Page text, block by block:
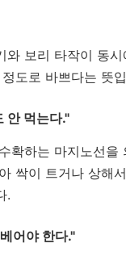
와 보리 타작이 동
도로 바쁘다는 뜻
안 먹는다."
확하는 마지노선
싹이 트거나 상해
.
어야 한다."